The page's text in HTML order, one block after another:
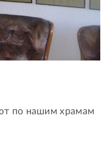
по нашим храмам